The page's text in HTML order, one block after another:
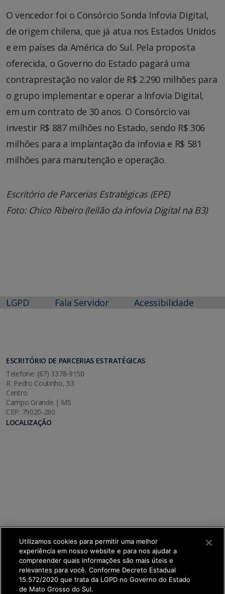
O vencedor foi o Consórcio Sonda Infovia Digital,
de origem chilena, que já atua nos Estados Unidos
e em países da América do Sul. Pela proposta
oferecida, o Governo do Estado pagará uma
contraprestação no valor de R$ 2.290 milhões para
o grupo implementar e operar a Infovia Digital,
em um contrato de 30 anos. O Consórcio vai
investir R$ 887 milhões no Estado, sendo R$ 306
milhões para a implantação da infovia e R$ 581
milhões para manutenção e operação.
Escritório de Parcerias Estratégicas (EPE)
Foto: Chico Ribeiro (leilão da infovia Digital na B3)
LGPD Fala Servidor Acessibilidade
ESCRITÓRIO DE PARCERIAS ESTRATÉGICAS
Telefone: (67) 3378-9150
R. Pedro Coutinho, 53
Centro
Campo Grande | MS
CEP: 79020-280
LOCALIZAÇÃO
Utilizamos cookies para permitir uma melhor
experiência em nosso website e para nos ajudar a
compreender quais informações são mais úteis e
relevantes para você. Conforme Decreto Estadual
15.572/2020 que trata da LGPD no Governo do Estado
de Mato Grosso do Sul.